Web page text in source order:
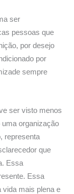
ser
pessoas que
por desejo
por
sempre
ser visto menos
organização
representa
que
Essa
Essa
vida mais plena e